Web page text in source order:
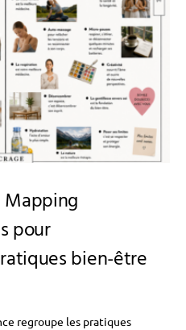
Mapping
pour
bien-être
regroupe les pratiques